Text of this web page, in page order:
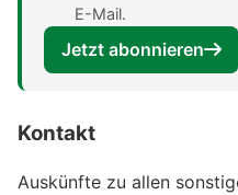
E-Mail.
Jetzt abonnieren
Kontakt
Auskünfte zu allen